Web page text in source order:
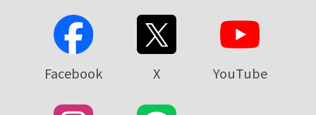
Facebook X YouTube